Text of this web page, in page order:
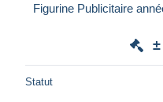
Figurine Publicitaire
Statut